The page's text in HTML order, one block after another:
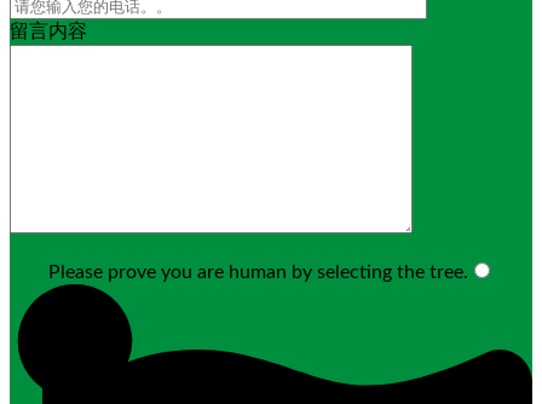
留言内容
Please prove you are human by selecting the tree.